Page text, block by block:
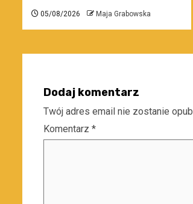
05/08/2026 Maja Grabowska
Dodaj komentarz
Twój adres email nie zostanie
Komentarz *